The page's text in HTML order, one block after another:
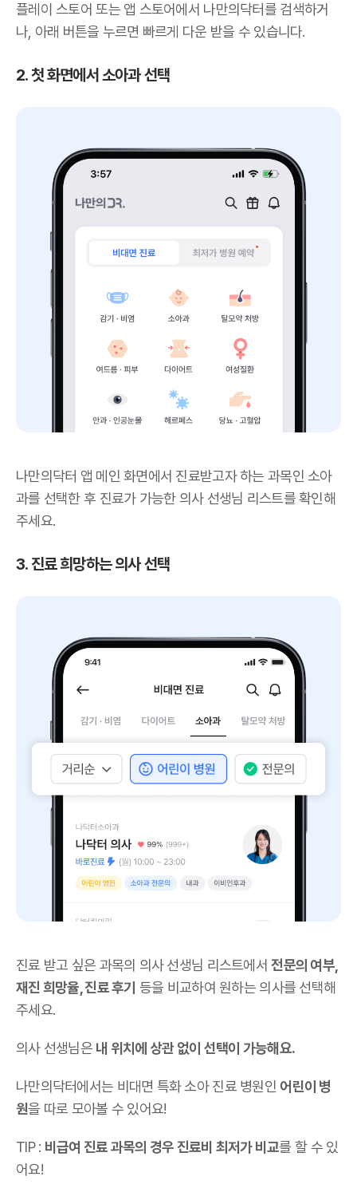
플레이 스토어 또는 앱 스토어에서 나만의닥터를 검색하거
나, 아래 버튼을 누르면 빠르게 다운 받을 수 있습니다.
2. 첫 화면에서 소아과 선택
나만의닥터 앱 메인 화면에서 진료받고자 하는 과목인 소아
과를 선택한 후 진료가 가능한 의사 선생님 리스트를 확인해
주세요.
3. 진료 희망하는 의사 선택
진료 받고 싶은 과목의 의사 선생님 리스트에서전문의 여부,
재진 희망율, 진료 후기 등을 비교하여 원하는 의사를 선택해
주세요.
의사 선생님은 내 위치에 상관 없이 선택이 가능해요.
나만의닥터에서는 비대면 특화 소아 진료 병원인 어린이 병
원을 따로 모아볼 수 있어요!
TIP : 비급여 진료 과목의 경우 진료비 최저가 비교를 할 수 있
어요!